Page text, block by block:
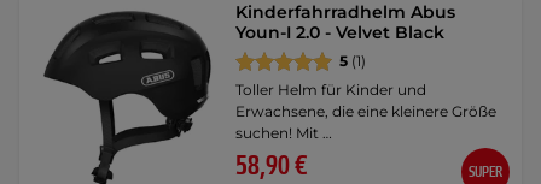
Kinderfahrradhelm Abus
Youn-I 2.0 - Velvet Black
5 (1)
Toller Helm für Kinder und
Erwachsene, die eine kleinere Größe
suchen! Mit …
58,90 € SUPER